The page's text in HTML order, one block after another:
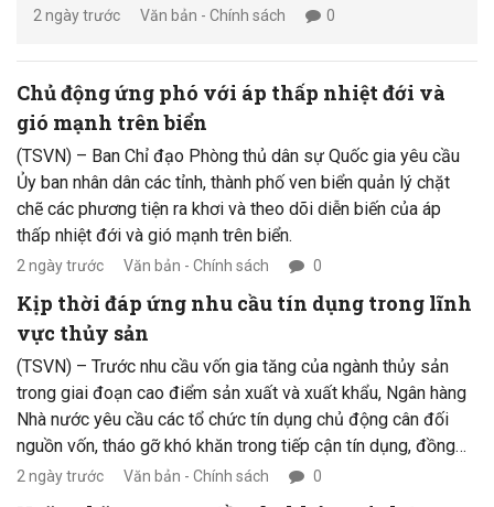
tâm trong Kế hoạch phát triển công nghiệp sinh học
2 ngày trước Văn bản - Chính sách 0
Chủ động ứng phó với áp thấp nhiệt đới và
gió mạnh trên biển
(TSVN) – Ban Chỉ đạo Phòng thủ dân sự Quốc gia yêu cầu
Ủy ban nhân dân các tỉnh, thành phố ven biển quản lý chặt
chẽ các phương tiện ra khơi và theo dõi diễn biến của áp
thấp nhiệt đới và gió mạnh trên biển.
2 ngày trước Văn bản - Chính sách 0
Kịp thời đáp ứng nhu cầu tín dụng trong lĩnh
vực thủy sản
(TSVN) – Trước nhu cầu vốn gia tăng của ngành thủy sản
trong giai đoạn cao điểm sản xuất và xuất khẩu, Ngân hàng
Nhà nước yêu cầu các tổ chức tín dụng chủ động cân đối
nguồn vốn, tháo gỡ khó khăn trong tiếp cận tín dụng, đồng
thời nghiên cứu triển khai các gói vay chuyên biệt dành cho
2 ngày trước Văn bản - Chính sách 0